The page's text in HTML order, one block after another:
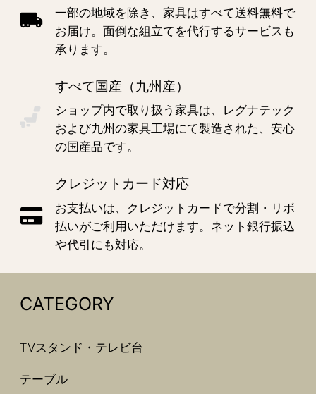
一部の地域を除き、家具はすべて送料無料で
お届け。面倒な組立てを代行するサービスも
承ります。
すべて国産（九州産）
ショップ内で取り扱う家具は、レグナテック
および九州の家具工場にて製造された、安心
の国産品です。
クレジットカード対応
お支払いは、クレジットカードで分割・リボ
払いがご利用いただけます。ネット銀行振込
や代引にも対応。
CATEGORY
TVスタンド・テレビ台
テーブル